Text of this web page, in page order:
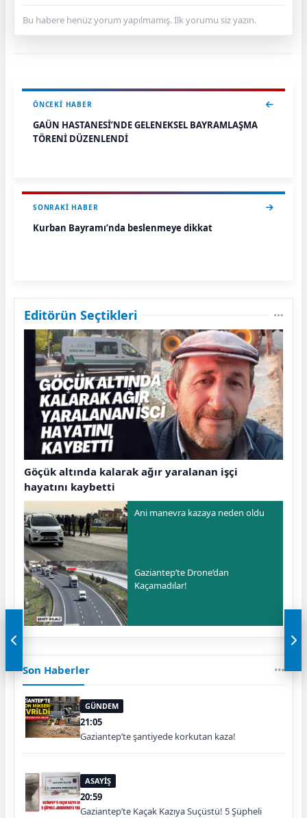
Bu habere henüz yorum yapılmamış. İlk yorumu siz yazın.
ÖNCEKI HABER
GAÜN HASTANESİ’NDE GELENEKSEL BAYRAMLAŞMA
TÖRENİ DÜZENLENDİ
SONRAKI HABER
Kurban Bayramı’nda beslenmeye dikkat
Editörün Seçtikleri
Göçük altında kalarak ağır yaralanan işçi
hayatını kaybetti
Ani manevra kazaya neden oldu
Gaziantep’te Drone’dan
Kaçamadılar!
Son Haberler
GÜNDEM
21:05
Gaziantep’te şantiyede korkutan kaza!
ASAYİŞ
20:59
Gaziantep’te Kaçak Kazıya Suçüstü! 5 Şüpheli